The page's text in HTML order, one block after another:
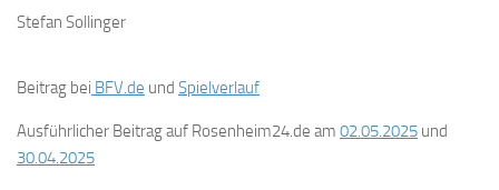
Stefan Sollinger
Beitrag bei BFV.de und Spielverlauf
Ausführlicher Beitrag auf Rosenheim24.de am 02.05.2025 und
30.04.2025